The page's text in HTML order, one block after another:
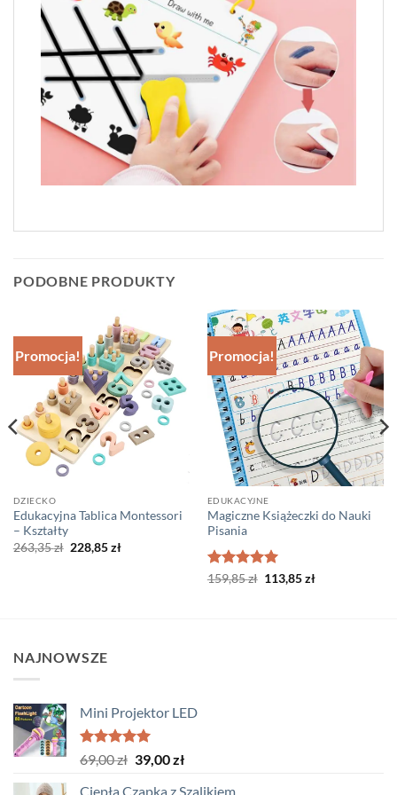
PODOBNE PRODUKTY
Promocja!
DZIECKO
Edukacyjna Tablica Montessori
– Kształty
263,35zł Pierwotna
cena
228,85złAktualna
Promocja!
EDUKACYJNE
Magiczne Książeczki do Nauki
Pisania
Oceniono5
159,85zł Pierwotna
cena
113,85złAktualna
NAJNOWSZE
Mini Projektor LED
Oceniono
5.00
69,00zł Pierwotna
39,00złAktualna
Ciepła Czapka z Szalikiem